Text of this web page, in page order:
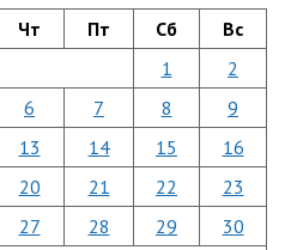
Чт Пт Сб Вс
1
2
6 7 8
9
13 14 15
16
20 21 22
23
27 28 29
30